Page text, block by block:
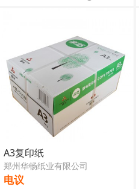
A3复印纸
郑州华畅纸业有限公司
电议